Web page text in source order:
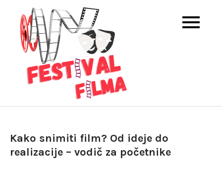
content
Kako snimiti film? Od ideje do
realizacije – vodič za početnike